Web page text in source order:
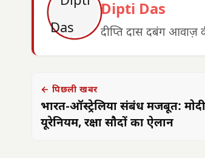
Dipti Das
दीप्ति दास दबंग आवाज़
← पिछली खबर
भारत-ऑस्ट्रेलिया संबंध मजबूत:
यूरेनियम, रक्षा सौदों का ऐलान